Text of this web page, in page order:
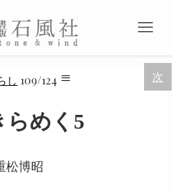
次
し 109/124 ≡
らめく5
松博昭